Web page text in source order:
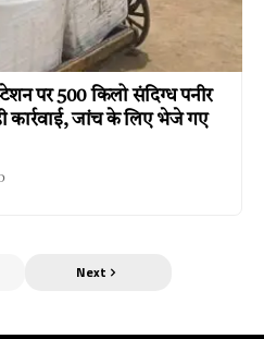
पर 500 किलो संदिग्ध पनीर
कार्रवाई, जांच के लिए भेजे गए
Next